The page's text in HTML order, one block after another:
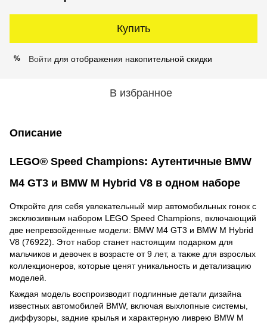
Купить
% Войти для отображения накопительной скидки
В избранное
Описание
LEGO® Speed Champions: Аутентичные BMW
M4 GT3 и BMW M Hybrid V8 в одном наборе
Откройте для себя увлекательный мир автомобильных гонок с
эксклюзивным набором LEGO Speed Champions, включающий
две непревзойденные модели: BMW M4 GT3 и BMW M Hybrid
V8 (76922). Этот набор станет настоящим подарком для
мальчиков и девочек в возрасте от 9 лет, а также для взрослых
коллекционеров, которые ценят уникальность и детализацию
моделей.
Каждая модель воспроизводит подлинные детали дизайна
известных автомобилей BMW, включая выхлопные системы,
диффузоры, задние крылья и характерную ливрею BMW M